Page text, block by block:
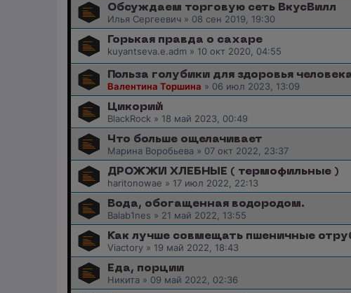
Обсуждаем торговую сеть ВкусВилл
Илья Сергеевич » 08 сен 2019, 19:30
Горькая правда о сахаре
kuyantseva.e.adm » 10 окт 2020, 04:55
Польза голубики для здоровья
Валентина Торшина » 06 июл 2023, 13:09
Цикорий
BlackRock » 18 май 2023, 00:49
Что больше ощелачивает
Марина Воробьева » 07 окт 2022, 23:37
ДРОЖЖИ ХЛЕБНЫЕ ( термофильные )
haritonowae » 17 июл 2022, 22:13
Вода, обогащенная водородом.
Balab1nes » 21 май 2022, 13:55
Как лучше совмещать пшеничные
Viactory » 19 май 2022, 18:43
Еда, порции
Никита » 09 май 2022, 02:36